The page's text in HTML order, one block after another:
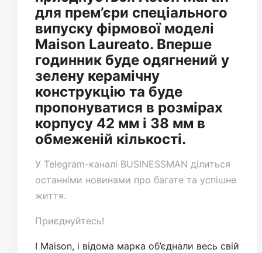
для прем’єри спеціального
випуску фірмової моделі
Maison Laureato. Вперше
годинник буде одягнений у
зелену керамічну
конструкцію та буде
пропонуватися в розмірах
корпусу 42 мм і 38 мм в
обмеженій кількості.
У Telegram-каналі BUSINESSMAN ділиться
останніми новинами про багате та успішне
життя.
Приєднуйтесь!
І Maison, і відома марка об’єднали весь свій